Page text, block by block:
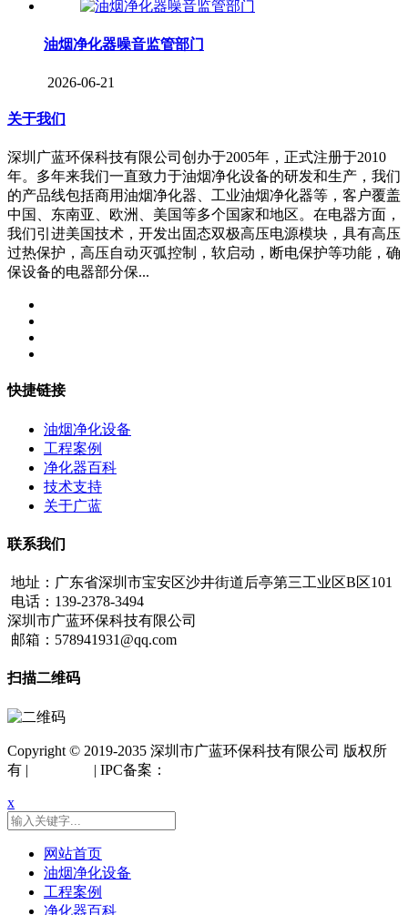
油烟净化器噪音监管部门
2026-06-21
关于我们
深圳广蓝环保科技有限公司创办于2005年，正式注册于2010
年。多年来我们一直致力于油烟净化设备的研发和生产，我们
的产品线包括商用油烟净化器、工业油烟净化器等，客户覆盖
中国、东南亚、欧洲、美国等多个国家和地区。在电器方面，
我们引进美国技术，开发出固态双极高压电源模块，具有高压
过热保护，高压自动灭弧控制，软启动，断电保护等功能，确
保设备的电器部分保...
快捷链接
油烟净化设备
工程案例
净化器百科
技术支持
关于广蓝
联系我们
地址：广东省深圳市宝安区沙井街道后亭第三工业区B区101
电话：139-2378-3494
深圳市广蓝环保科技有限公司
邮箱：578941931@qq.com
扫描二维码
Copyright © 2019-2035 深圳市广蓝环保科技有限公司 版权所
有 |
| IPC备案：
x
网站首页
油烟净化设备
工程案例
净化器百科